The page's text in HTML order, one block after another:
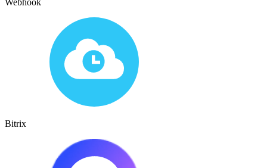
Webhook
Bitrix